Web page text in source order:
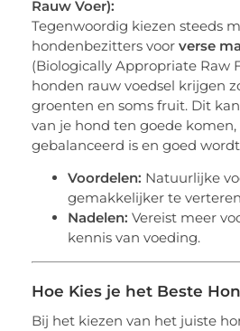
Rauw Voer):
Tegenwoordig kiezen steeds
hondenbezitters voorverse
(Biologically Appropriate Raw
honden rauw voedsel krijgen
groenten en soms fruit. Dit
van je hond ten goede
gebalanceerd is en goed
Voordelen: Natuurlijke
gemakkelijker te
Nadelen: Vereist meer
kennis van voeding.
Hoe Kies je het Beste
Bij het kiezen van het juiste